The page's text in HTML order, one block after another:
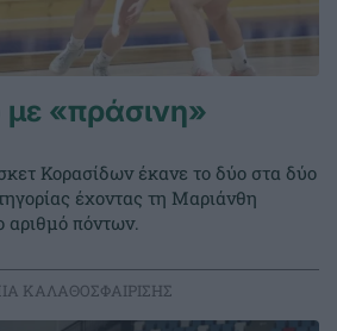
«πράσινη»
Κορασίδων έκανε το δύο στα δύο
έχοντας τη Μαριάνθη
αριθμό πόντων.
ΚΑΛΑΘΟΣΦΑΙΡΙΣΗΣ